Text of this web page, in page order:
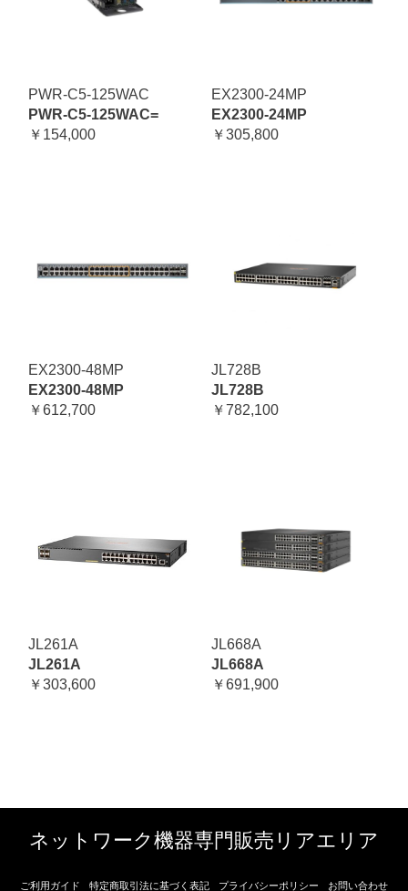
PWR-C5-125WAC
PWR-C5-125WAC=
￥154,000
EX2300-24MP
EX2300-24MP
￥305,800
EX2300-48MP
EX2300-48MP
￥612,700
JL728B
JL728B
￥782,100
JL261A
JL261A
￥303,600
JL668A
JL668A
￥691,900
ネットワーク機器専門販売リアエリア
ご利用ガイド 特定商取引法に基づく表記 プライバシーポリシー お問い合わせ